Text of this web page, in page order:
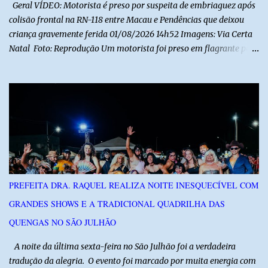
Geral VÍDEO: Motorista é preso por suspeita de embriaguez após
colisão frontal na RN-118 entre Macau e Pendências que deixou
criança gravemente ferida 01/08/2026 14h52 Imagens: Via Certa
Natal Foto: Reprodução Um motorista foi preso em flagrante por
Um dos condutores apresentava sinais de embriaguez, foi levado
ao Hospital Regional Tarcísio Maia, em Mossoró, e autuado em
flagrante. O exame pericial para confirmar a presença de álcool no
organismo está em andamento. No outro veículo estavam
funcionários da Caern que seguiam para uma partida de futebol. O
motorista e uma mulher sofreram ferimentos leves. A criança, que
estava no carro com o grupo, ficou gravemente ferida, precisou ser
entubada e foi transferida de helicóptero...
PREFEITA DRA. RAQUEL REALIZA NOITE INESQUECÍVEL COM
GRANDES SHOWS E A TRADICIONAL QUADRILHA DAS
QUENGAS NO SÃO JULHÃO
​ A noite da última sexta-feira no São Julhão foi a verdadeira
tradução da alegria. O evento foi marcado por muita energia com